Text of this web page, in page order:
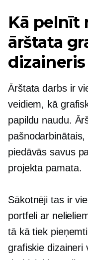
Kā pelnīt
ārštata
dizaineris
Ārštata darbs ir
veidiem, kā
papildu naudu.
pašnodarbinātais,
piedāvās savus
projekta pamata.
Sākotnēji tas ir
portfeli ar
tā kā tiek
grafiskie dizaineri